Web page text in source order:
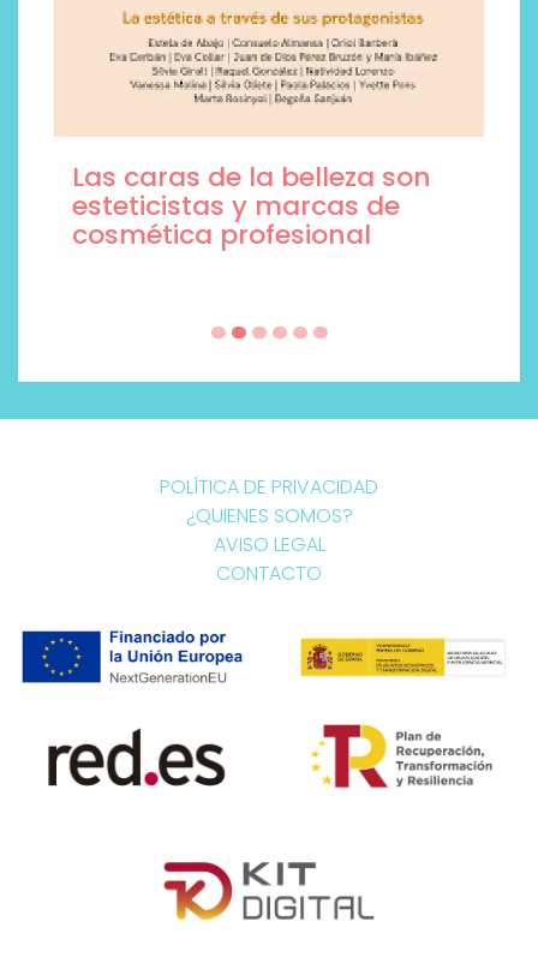
Las caras de la belleza son
esteticistas y marcas de
cosmética profesional
POLÍTICA DE PRIVACIDAD
¿QUIENES SOMOS?
AVISO LEGAL
CONTACTO